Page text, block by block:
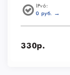
IPv6:
0 руб. →
330р.